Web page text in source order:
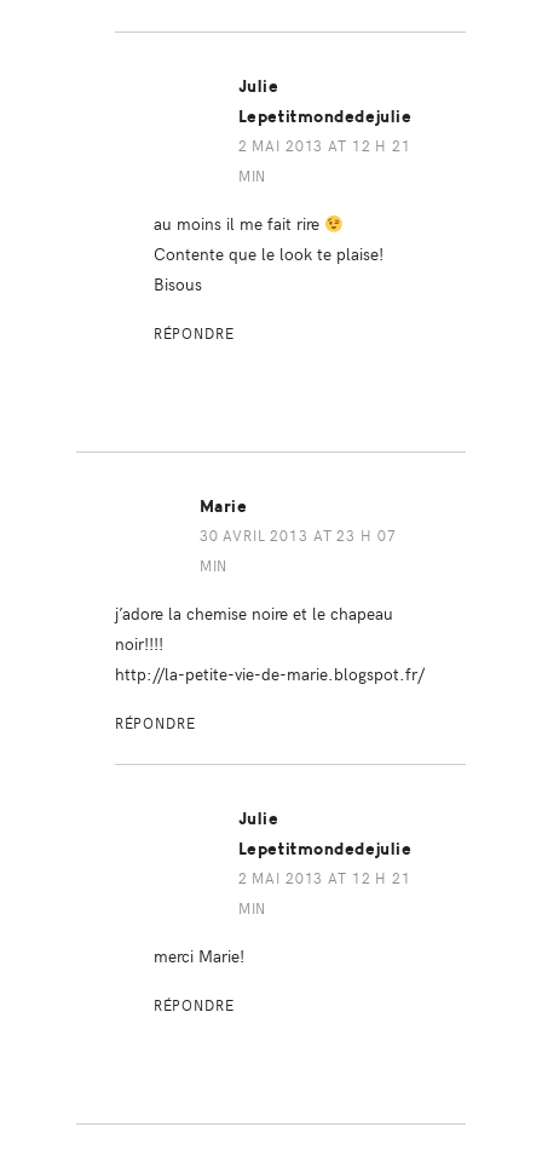
Julie
Lepetitmondedejulie
2 MAI 2013 AT 12 H 21
MIN
au moins il me fait rire
Contente que le look te plaise!
Bisous
RÉPONDRE
Marie
30 AVRIL 2013 AT 23 H 07
MIN
j’adore la chemise noire et le chapeau
noir!!!!
http://la-petite-vie-de-marie.blogspot.fr/
RÉPONDRE
Julie
Lepetitmondedejulie
2 MAI 2013 AT 12 H 21
MIN
merci Marie!
RÉPONDRE